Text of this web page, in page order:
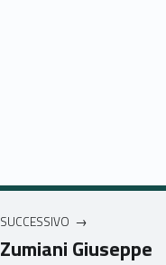
SUCCESSIVO
Zumiani Giuseppe